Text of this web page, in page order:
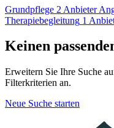
Grundpflege 2 Anbieter
Therapiebegleitung 1
Keinen
Erweitern Sie Ihre Suche
Filterkriterien an.
Neue Suche starten